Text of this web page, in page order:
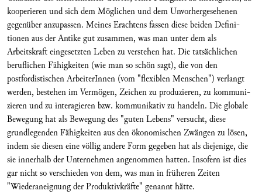
kooperieren und sich dem Mögli­chen und dem Unvorhergesehenen
gegenüber anzupassen. Meines Erachtens fassen diese beiden Defini­
tionen aus der Antike gut zu­sammen, was man unter dem als
Arbeitskraft ein­gesetzten Leben zu verste­hen hat. Die tatsächlichen
beruflichen Fähigkeiten (wie man so schön sagt), die von den
postfordistischen ArbeiterInnen (vom "flexiblen Menschen") verlangt
werden, bestehen im Vermögen, Zeichen zu produ­zieren, zu kommuni­
zieren und zu interagieren bzw. kommunikativ zu handeln. Die globale
Bewegung hat als Bewegung des "guten Lebens" versucht, diese
grundlegenden Fähigkeiten aus den ökonomischen Zwängen zu lö­sen,
indem sie diesen eine völlig andere Form ge­ge­ben hat als diejenige, die
sie innerhalb der Un­ter­nehmen angenommen hatten. Insofern ist dies
gar nicht so verschieden von dem, was man in frü­heren Zeiten
"Wiederaneignung der Produktivkräf­te" genannt hätte.